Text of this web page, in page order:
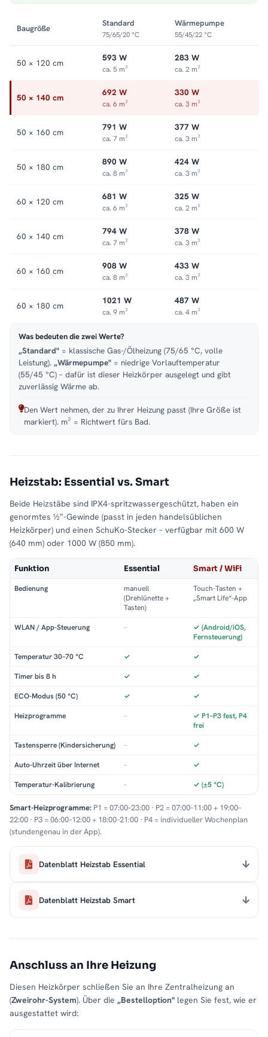
Knopfdruck. So bleibt das Bad in jeder Saison warm, ohne die
ganze Anlage zu starten. Alle Größen und Ausführungen finden
Baugröße
Standard
75/65/20 °C
Wärmepumpe
55/45/22 °C
50 × 120 cm 593 W
ca. 5 m²
283 W
ca. 2 m²
50 × 140 cm 692 W
ca. 6 m²
330 W
ca. 3 m²
50 × 160 cm 791 W
ca. 7 m²
377 W
ca. 3 m²
50 × 180 cm 890 W
ca. 8 m²
424 W
ca. 3 m²
60 × 120 cm 681 W
ca. 6 m²
325 W
ca. 2 m²
60 × 140 cm 794 W
ca. 7 m²
378 W
ca. 3 m²
60 × 160 cm 908 W
ca. 8 m²
433 W
ca. 3 m²
60 × 180 cm 1021 W
ca. 9 m²
487 W
ca. 4 m²
Was bedeuten die zwei Werte?
„Standard" = klassische Gas-/Ölheizung (75/65 °C, volle
Leistung). „Wärmepumpe" = niedrige Vorlauftemperatur
(55/45 °C) – dafür ist dieser Heizkörper ausgelegt und gibt
zuverlässig Wärme ab.
Den Wert nehmen, der zu Ihrer Heizung passt (Ihre Größe ist
markiert). m² = Richtwert fürs Bad.
Heizstab: Essential vs. Smart
Beide Heizstäbe sind IPX4-spritzwassergeschützt, haben ein
genormtes ½″-Gewinde (passt in jeden handelsüblichen
Heizkörper) und einen SchuKo-Stecker – verfügbar mit 600 W
(640 mm) oder 1000 W (850 mm).
Funktion Essential Smart / WiFi
Bedienung
manuell
(Drehlünette +
Tasten)
Touch-Tasten +
„Smart Life“-App
WLAN / App-Steuerung –
✓ (Android/iOS,
Fernsteuerung)
Temperatur 30–70 °C ✓ ✓
Timer bis 8 h ✓ ✓
ECO-Modus (50 °C) ✓ ✓
Heizprogramme –
✓ P1–P3 fest, P4
frei
Tastensperre (Kindersicherung) – ✓
Auto-Uhrzeit über Internet – ✓
Temperatur-Kalibrierung – ✓ (±5 °C)
Smart-Heizprogramme: P1 = 07:00–23:00 · P2 = 07:00–11:00 + 19:00–
22:00 · P3 = 06:00–12:00 + 18:00–21:00 · P4 = individueller Wochenplan
(stundengenau in der App).
Datenblatt Heizstab Essential
Datenblatt Heizstab Smart
Anschluss an Ihre Heizung
Diesen Heizkörper schließen Sie an Ihre Zentralheizung an
(Zweirohr-System). Über die „Bestelloption" legen Sie fest, wie er
ausgestattet wird: